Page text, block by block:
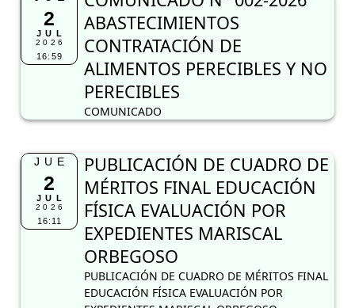
2
JUL
2026
16:59
ABASTECIMIENTOS
CONTRATACIÓN DE
ALIMENTOS PERECIBLES Y NO
PERECIBLES
COMUNICADO
JUE
2
JUL
2026
16:11
PUBLICACIÓN DE CUADRO DE
MÉRITOS FINAL EDUCACIÓN
FÍSICA EVALUACIÓN POR
EXPEDIENTES MARISCAL
ORBEGOSO
PUBLICACIÓN DE CUADRO DE MÉRITOS FINAL
EDUCACIÓN FÍSICA EVALUACIÓN POR